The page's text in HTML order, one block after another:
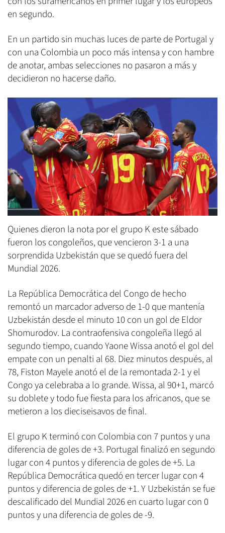
en segundo.
En un partido sin muchas luces de parte de Portugal y
con una Colombia un poco más intensa y con hambre
de anotar, ambas selecciones no pasaron a más y
decidieron no hacerse daño.
Quienes dieron la nota por el grupo K este sábado
fueron los congoleños, que vencieron 3-1 a una
sorprendida Uzbekistán que se quedó fuera del
Mundial 2026.
La República Democrática del Congo de hecho
remontó un marcador adverso de 1-0 que mantenía
Uzbekistán desde el minuto 10 con un gol de Eldor
Shomurodov. La contraofensiva congoleña llegó al
segundo tiempo, cuando Yaone Wissa anotó el gol del
empate con un penalti al 68. Diez minutos después, al
78, Fiston Mayele anotó el de la remontada 2-1 y el
Congo ya celebraba a lo grande. Wissa, al 90+1, marcó
su doblete y todo fue fiesta para los africanos, que se
metieron a los dieciseisavos de final.
El grupo K terminó con Colombia con 7 puntos y una
diferencia de goles de +3. Portugal finalizó en segundo
lugar con 4 puntos y diferencia de goles de +5. La
República Democrática quedó en tercer lugar con 4
puntos y diferencia de goles de +1. Y Uzbekistán se fue
descalificado del Mundial 2026 en cuarto lugar con 0
puntos y una diferencia de goles de -9.